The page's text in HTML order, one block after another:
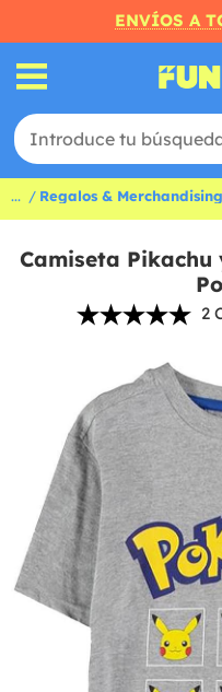
ENVÍOS A
... Regalos &
Camiseta
2